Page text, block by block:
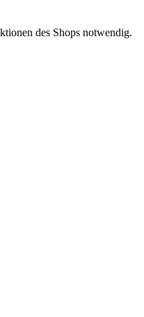
des Shops notwendig.